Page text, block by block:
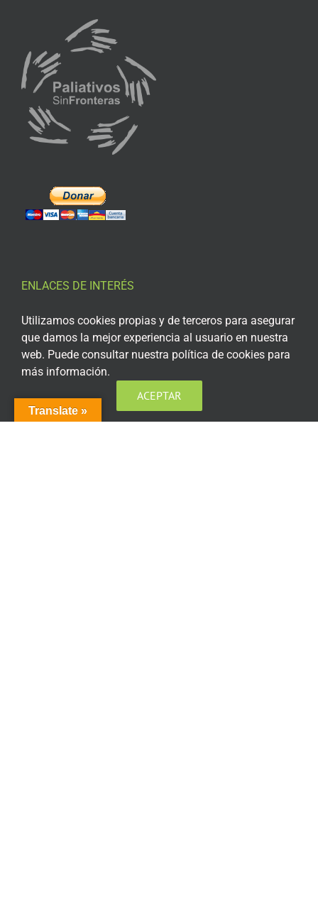
ENLACES DE INTERÉS
Aviso Legal
Política de privacidad
Política de privacidad Redes Sociales
Política de cookies
Translate »
Utilizamos cookies propias y de terceros para asegurar
que damos la mejor experiencia al usuario en nuestra
web. Puede consultar nuestra política de cookies para
más información.
ACEPTAR